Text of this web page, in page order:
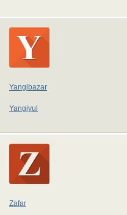
Yangibazar
Yangiyul
Zafar